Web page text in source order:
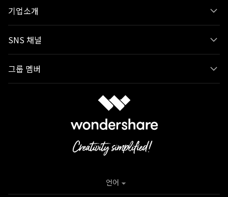
기업소개
SNS 채널
그룹 멤버
언어